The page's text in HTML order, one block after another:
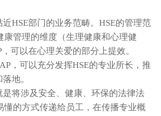
近HSE部门的业务范畴。HSE的管理范
康管理的维度（生理健康和心理健
可以在心理关爱的部分上提效。
，可以充分发挥HSE的专业所长，推
地。
是将涉及安全、健康、环保的法律法
懂的方式传递给员工，在传播专业概